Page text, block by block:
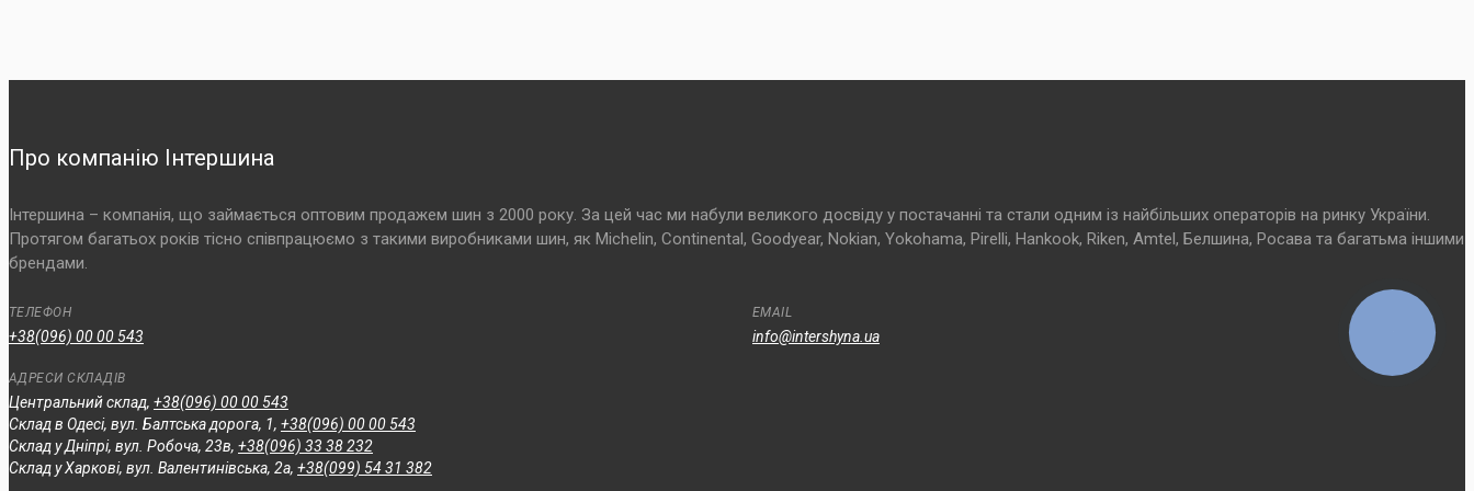
Про компанію Інтершина
Інтершина – компанія, що займається оптовим продажем шин з 2000 року. За цей час ми набули великого досвіду у постачанні та стали одним із найбільших операторів на ринку України.
Протягом багатьох років тісно співпрацюємо з такими виробниками шин, як Michelin, Continental, Goodyear, Nokian, Yokohama, Pirelli, Hankook, Riken, Amtel, Белшина, Росава та багатьма іншими
брендами.
ТЕЛЕФОН
+38(096) 00 00 543
EMAIL
info@intershyna.ua
АДРЕСИ СКЛАДІВ
Центральний склад, +38(096) 00 00 543
Склад в Одесі, вул. Балтська дорога, 1, +38(096) 00 00 543
Склад у Дніпрі, вул. Робоча, 23в, +38(096) 33 38 232
Склад у Харкові, вул. Валентинівська, 2а, +38(099) 54 31 382